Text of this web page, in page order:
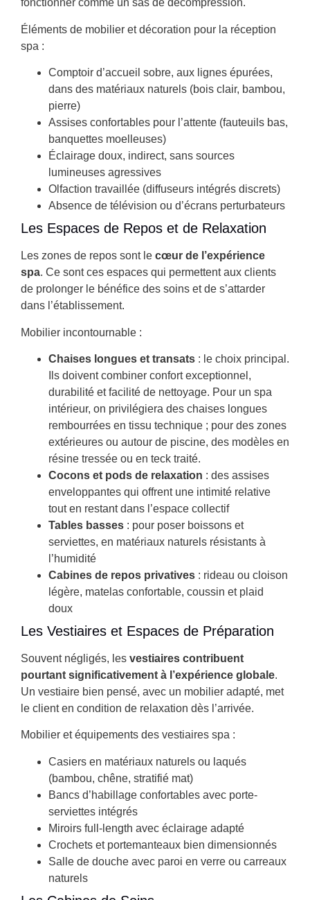
fonctionner comme un sas de décompression.
Éléments de mobilier et décoration pour la réception
spa :
Comptoir d’accueil sobre, aux lignes épurées,
dans des matériaux naturels (bois clair, bambou,
pierre)
Assises confortables pour l’attente (fauteuils bas,
banquettes moelleuses)
Éclairage doux, indirect, sans sources
lumineuses agressives
Olfaction travaillée (diffuseurs intégrés discrets)
Absence de télévision ou d’écrans perturbateurs
Les Espaces de Repos et de Relaxation
Les zones de repos sont le cœur de l’expérience
spa. Ce sont ces espaces qui permettent aux clients
de prolonger le bénéfice des soins et de s’attarder
dans l’établissement.
Mobilier incontournable :
Chaises longues et transats : le choix principal.
Ils doivent combiner confort exceptionnel,
durabilité et facilité de nettoyage. Pour un spa
intérieur, on privilégiera des chaises longues
rembourrées en tissu technique ; pour des zones
extérieures ou autour de piscine, des modèles en
résine tressée ou en teck traité.
Cocons et pods de relaxation : des assises
enveloppantes qui offrent une intimité relative
tout en restant dans l’espace collectif
Tables basses : pour poser boissons et
serviettes, en matériaux naturels résistants à
l’humidité
Cabines de repos privatives : rideau ou cloison
légère, matelas confortable, coussin et plaid
doux
Les Vestiaires et Espaces de Préparation
Souvent négligés, les vestiaires contribuent
pourtant significativement à l’expérience globale.
Un vestiaire bien pensé, avec un mobilier adapté, met
le client en condition de relaxation dès l’arrivée.
Mobilier et équipements des vestiaires spa :
Casiers en matériaux naturels ou laqués
(bambou, chêne, stratifié mat)
Bancs d’habillage confortables avec porte-
serviettes intégrés
Miroirs full-length avec éclairage adapté
Crochets et portemanteaux bien dimensionnés
Salle de douche avec paroi en verre ou carreaux
naturels